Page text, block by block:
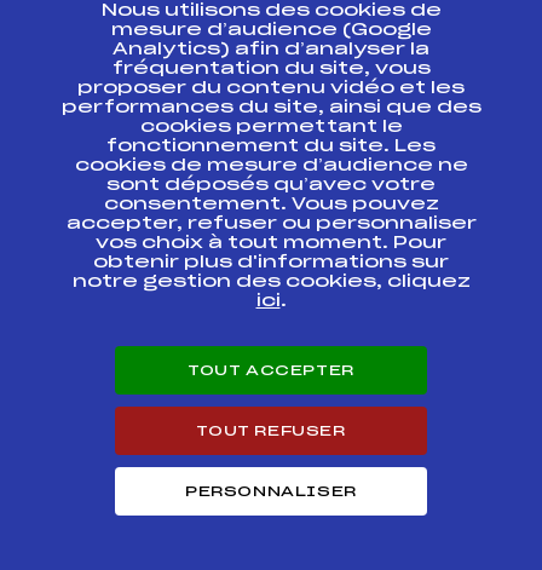
ESPACE PRESSE
Ressources
Pass’Neige
Projet sportif fédéral
Projet de performance fédéral
Antidopage
Pôle Développement, Formation, Suivi
Scientifique
Listes ministérielles
Pôle vie de l’athlète
Carrières
Nous utilisons des cookies de
mesure d’audience (Google
Analytics) afin d’analyser la
fréquentation du site, vous
proposer du contenu vidéo et les
performances du site, ainsi que des
cookies permettant le
fonctionnement du site. Les
cookies de mesure d’audience ne
sont déposés qu’avec votre
consentement. Vous pouvez
accepter, refuser ou personnaliser
vos choix à tout moment. Pour
obtenir plus d'informations sur
notre gestion des cookies, cliquez
ici.
TOUT ACCEPTER
TOUT REFUSER
PERSONNALISER